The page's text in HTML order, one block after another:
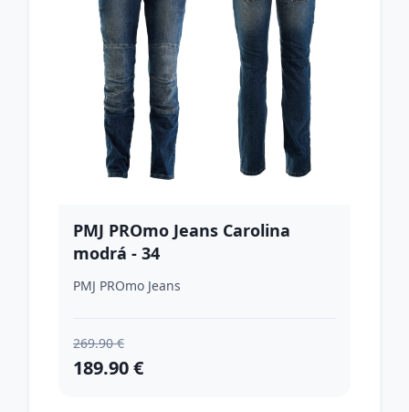
PMJ PROmo Jeans Carolina
modrá - 34
PMJ PROmo Jeans
269.90 €
189.90 €